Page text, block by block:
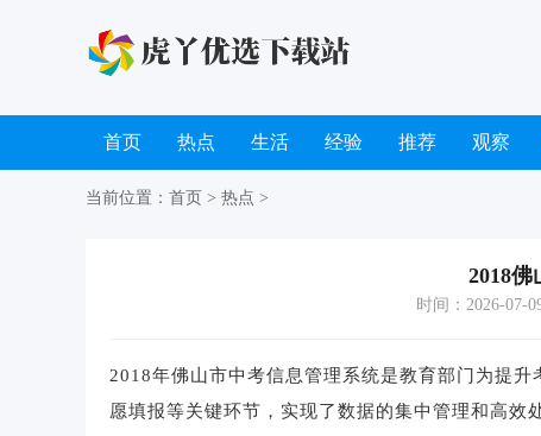
首页 热点 生活 经验 推荐 观察
当前位置： 首页 > 热点 >
2018
时间：2026-07-
2018年佛山市中考信息管理系统是教育部门为提
愿填报等关键环节，实现了数据的集中管理和高效